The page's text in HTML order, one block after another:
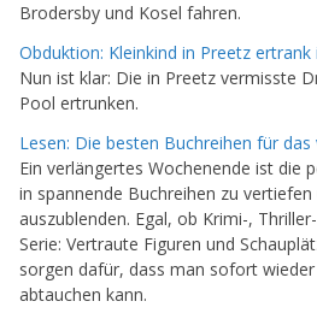
Brodersby und Kosel fahren.
Obduktion: Kleinkind in Preetz ertrank
Nun ist klar: Die in Preetz vermisste
Pool ertrunken.
Lesen: Die besten Buchreihen für
Ein verlängertes Wochenende ist die
in spannende Buchreihen zu
auszublenden. Egal, ob Krimi-,
Serie: Vertraute Figuren und
sorgen dafür, dass man sofort wieder
abtauchen kann.